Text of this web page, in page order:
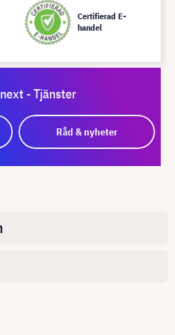
Certifierad E-
handel
- Tjänster
Råd & nyheter